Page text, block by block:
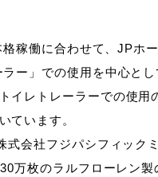
稼働に合わせて、JPホ
ー」での使用を中心と
イレトレーラーでの使用
ています。
会社フジパシフィック
万枚のラルフローレン